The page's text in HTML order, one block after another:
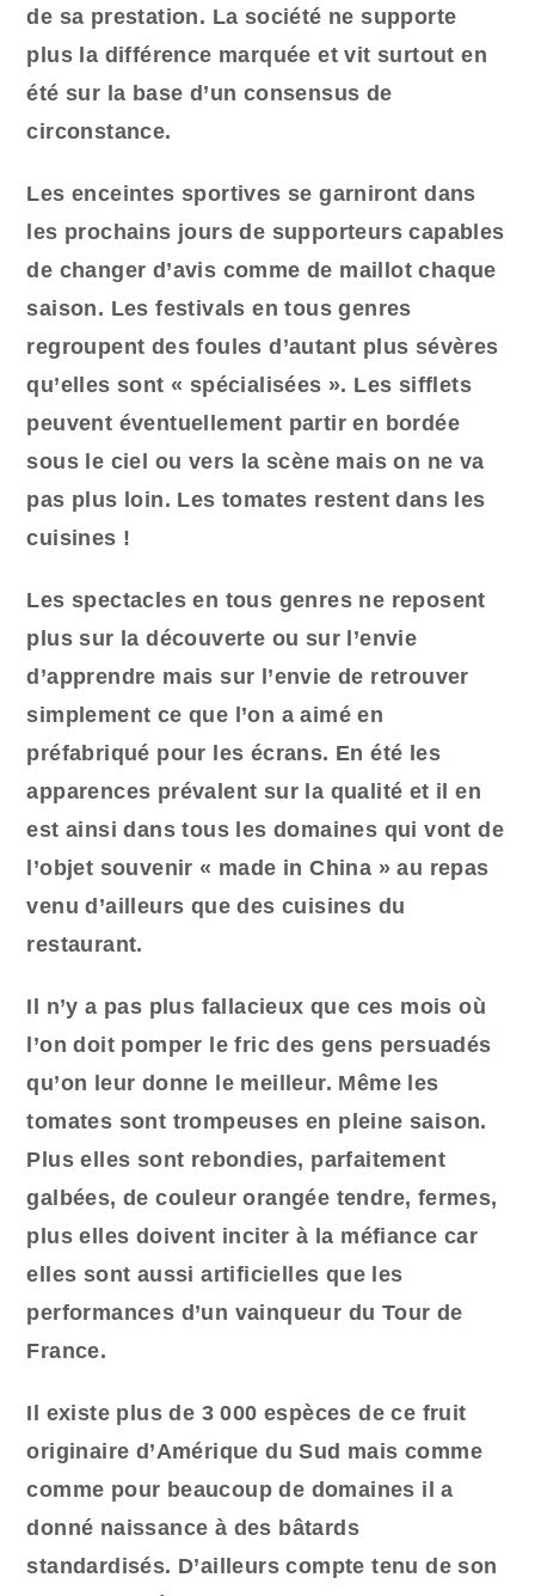
de sa prestation. La société ne supporte
plus la différence marquée et vit surtout en
été sur la base d’un consensus de
circonstance.
Les enceintes sportives se garniront dans
les prochains jours de supporteurs capables
de changer d’avis comme de maillot chaque
saison. Les festivals en tous genres
regroupent des foules d’autant plus sévères
qu’elles sont « spécialisées ». Les sifflets
peuvent éventuellement partir en bordée
sous le ciel ou vers la scène mais on ne va
pas plus loin. Les tomates restent dans les
cuisines !
Les spectacles en tous genres ne reposent
plus sur la découverte ou sur l’envie
d’apprendre mais sur l’envie de retrouver
simplement ce que l’on a aimé en
préfabriqué pour les écrans. En été les
apparences prévalent sur la qualité et il en
est ainsi dans tous les domaines qui vont de
l’objet souvenir « made in China » au repas
venu d’ailleurs que des cuisines du
restaurant.
Il n’y a pas plus fallacieux que ces mois où
l’on doit pomper le fric des gens persuadés
qu’on leur donne le meilleur. Même les
tomates sont trompeuses en pleine saison.
Plus elles sont rebondies, parfaitement
galbées, de couleur orangée tendre, fermes,
plus elles doivent inciter à la méfiance car
elles sont aussi artificielles que les
performances d’un vainqueur du Tour de
France.
Il existe plus de 3 000 espèces de ce fruit
originaire d’Amérique du Sud mais comme
comme pour beaucoup de domaines il a
donné naissance à des bâtards
standardisés. D’ailleurs compte tenu de son